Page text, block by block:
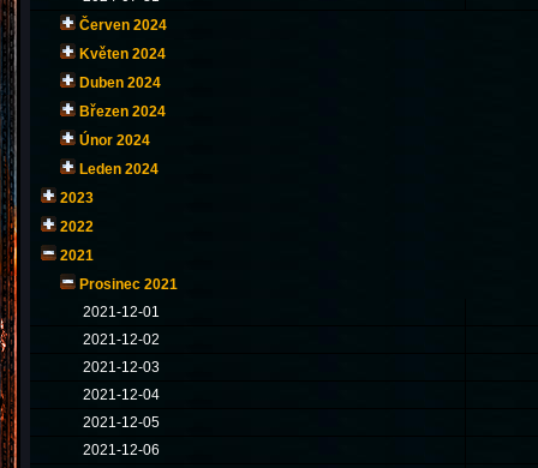
Červen 2024
Květen 2024
Duben 2024
Březen 2024
Únor 2024
Leden 2024
2023
2022
2021
Prosinec 2021
2021-12-01
2021-12-02
2021-12-03
2021-12-04
2021-12-05
2021-12-06